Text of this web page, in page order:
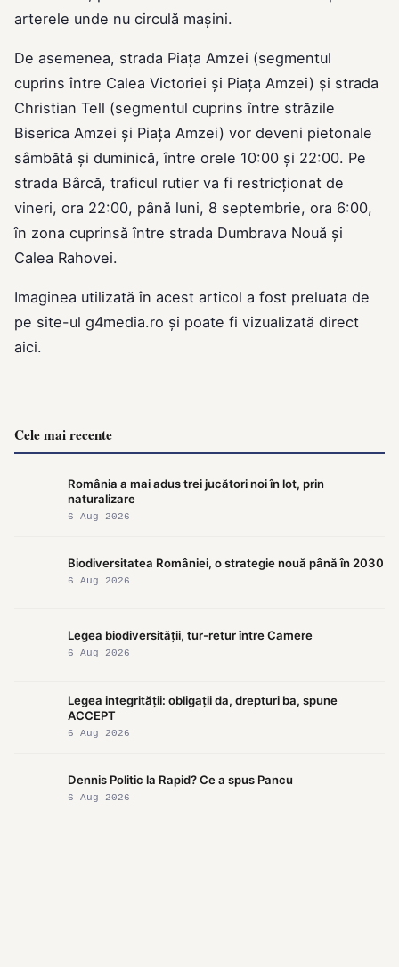
arterele unde nu circulă maşini.
De asemenea, strada Piaţa Amzei (segmentul
cuprins între Calea Victoriei și Piaţa Amzei) și strada
Christian Tell (segmentul cuprins între străzile
Biserica Amzei și Piaţa Amzei) vor deveni pietonale
sâmbătă și duminică, între orele 10:00 și 22:00. Pe
strada Bârcă, traficul rutier va fi restricționat de
vineri, ora 22:00, până luni, 8 septembrie, ora 6:00,
în zona cuprinsă între strada Dumbrava Nouă și
Calea Rahovei.
Imaginea utilizată în acest articol a fost preluata de
pe site-ul g4media.ro și poate fi vizualizată direct
aici.
Cele mai recente
România a mai adus trei jucători noi în lot, prin
naturalizare
6 Aug 2026
Biodiversitatea României, o strategie nouă până în 2030
6 Aug 2026
Legea biodiversității, tur-retur între Camere
6 Aug 2026
Legea integrității: obligații da, drepturi ba, spune
ACCEPT
6 Aug 2026
Dennis Politic la Rapid? Ce a spus Pancu
6 Aug 2026